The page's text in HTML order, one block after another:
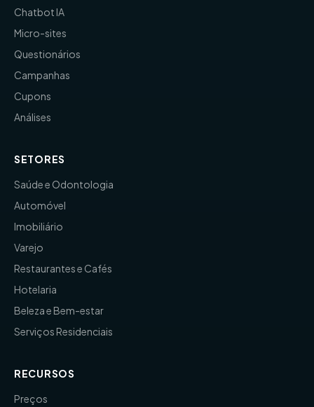
Chatbot IA
Micro-sites
Questionários
Campanhas
Cupons
Análises
SETORES
Saúde e Odontologia
Automóvel
Imobiliário
Varejo
Restaurantes e Cafés
Hotelaria
Beleza e Bem-estar
Serviços Residenciais
RECURSOS
Preços